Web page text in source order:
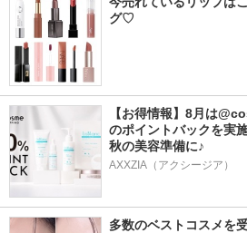
グ♡
【お得情報】8月は
のポイントバックを実
秋の美容準備に♪
AXXZIA（アクシージア）
多数のベストコスメを